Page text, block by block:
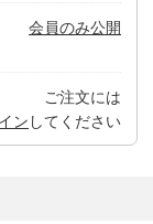
会員のみ公開
ご注文には
ン してください